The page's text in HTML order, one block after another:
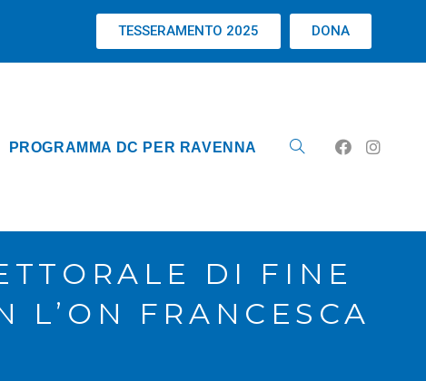
TESSERAMENTO 2025 DONA
PROGRAMMA DC PER RAVENNA
DI FINE
L’ON FRANCESCA